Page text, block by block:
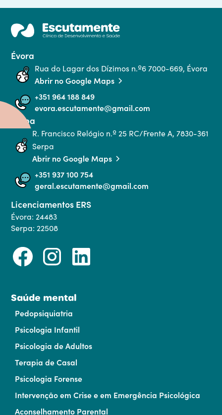
Évora
Rua do Lagar dos Dízimos n.º6 7000-669, Évora
Abrir no Google Maps
+351 964 188 849
evora.escutamente@gmail.com
Serpa
R. Francisco Relógio n.º 25 RC/Frente A, 7830-361
Serpa
Abrir no Google Maps
+351 937 100 754
geral.escutamente@gmail.com
Licenciamentos ERS
Évora: 24483
Serpa: 22508
Saúde mental
Pedopsiquiatria
Psicologia Infantil
Psicologia de Adultos
Terapia de Casal
Psicologia Forense
Intervenção em Crise e em Emergência Psicológica
Aconselhamento Parental